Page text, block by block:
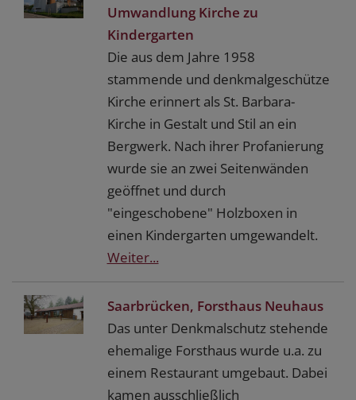
Umwandlung Kirche zu
Kindergarten
Die aus dem Jahre 1958
stammende und denkmalgeschütze
Kirche erinnert als St. Barbara-
Kirche in Gestalt und Stil an ein
Bergwerk. Nach ihrer Profanierung
wurde sie an zwei Seitenwänden
geöffnet und durch
"eingeschobene" Holzboxen in
einen Kindergarten umgewandelt.
Weiter...
Saarbrücken, Forsthaus Neuhaus
Das unter Denkmalschutz stehende
ehemalige Forsthaus wurde u.a. zu
einem Restaurant umgebaut. Dabei
kamen ausschließlich